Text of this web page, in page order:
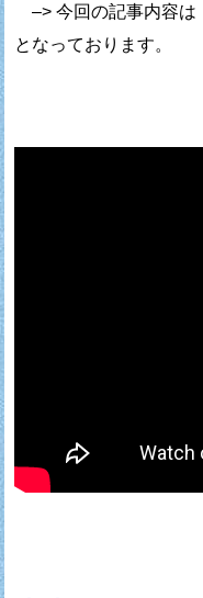
–> 今回の記事内容は
となっております。